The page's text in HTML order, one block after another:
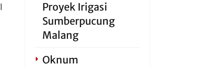
Proyek Irigasi
Sumberpucung
Malang
Oknum